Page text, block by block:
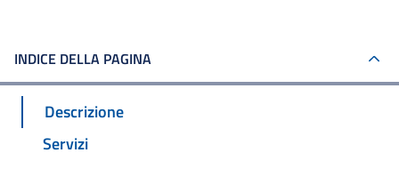
INDICE DELLA PAGINA
Descrizione
Servizi